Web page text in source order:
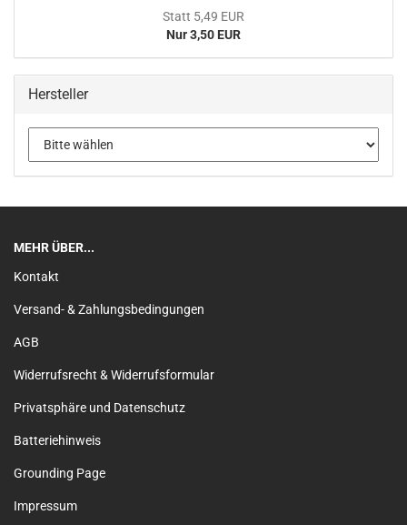
Statt 5,49 EUR
Nur 3,50 EUR
Hersteller
MEHR ÜBER...
Kontakt
Versand- & Zahlungsbedingungen
AGB
Widerrufsrecht & Widerrufsformular
Privatsphäre und Datenschutz
Batteriehinweis
Grounding Page
Impressum